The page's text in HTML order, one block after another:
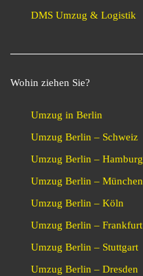
DMS Umzug & Logistik
Wohin ziehen Sie?
Umzug in Berlin
Umzug Berlin – Schweiz
Umzug Berlin – Hamburg
Umzug Berlin – München
Umzug Berlin – Köln
Umzug Berlin – Frankfurt
Umzug Berlin – Stuttgart
Umzug Berlin – Dresden